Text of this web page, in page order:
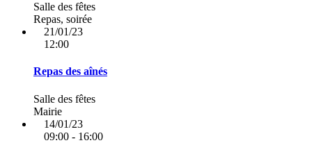
Salle des fêtes
Repas, soirée
21/01/23
12:00
Repas des aînés
Salle des fêtes
Mairie
14/01/23
09:00 - 16:00